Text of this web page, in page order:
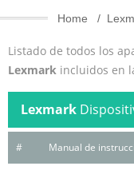
Home
Listado de todos los
Lexmark incluidos en
Lexmark
# Manual de